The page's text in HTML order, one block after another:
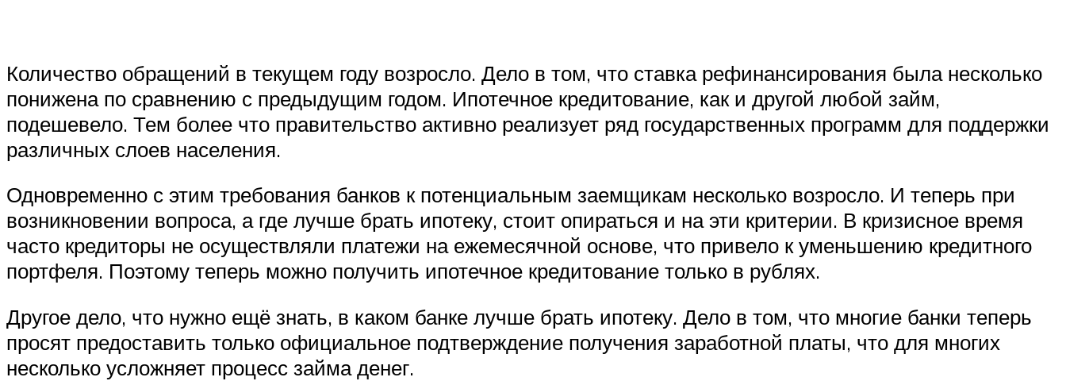
Количество обращений в текущем году возросло. Дело в том, что ставка рефинансирования была несколько
понижена по сравнению с предыдущим годом. Ипотечное кредитование, как и другой любой займ,
подешевело. Тем более что правительство активно реализует ряд государственных программ для поддержки
различных слоев населения.
Одновременно с этим требования банков к потенциальным заемщикам несколько возросло. И теперь при
возникновении вопроса, а где лучше брать ипотеку, стоит опираться и на эти критерии. В кризисное время
часто кредиторы не осуществляли платежи на ежемесячной основе, что привело к уменьшению кредитного
портфеля. Поэтому теперь можно получить ипотечное кредитование только в рублях.
Другое дело, что нужно ещё знать, в каком банке лучше брать ипотеку. Дело в том, что многие банки теперь
просят предоставить только официальное подтверждение получения заработной платы, что для многих
несколько усложняет процесс займа денег.